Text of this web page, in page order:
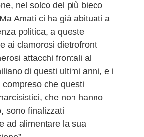
nel solco del più bieco
Amati ci ha già abituati a
politica, a queste
ai clamorosi dietrofront
attacchi frontali al
di questi ultimi anni, e i
che questi
che non hanno
sono finalizzati
ad alimentare la sua